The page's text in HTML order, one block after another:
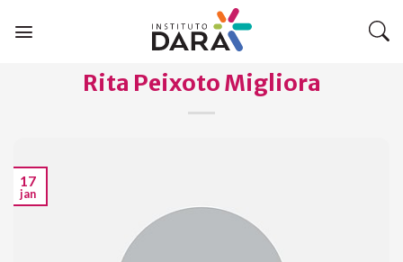
Rita Peixoto Migliora
17
jan